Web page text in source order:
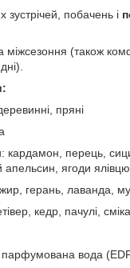
зустрічей, побачень і
міжсезоння (також
пряні
кардамон, перець,
ягоди ялівцю
герань, лаванда,
кедр, пачулі,
парфумована вода